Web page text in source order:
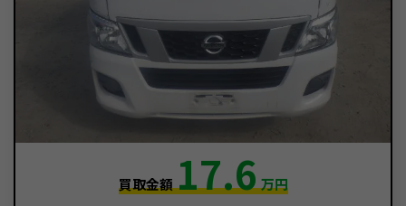
買取金額17.6万円